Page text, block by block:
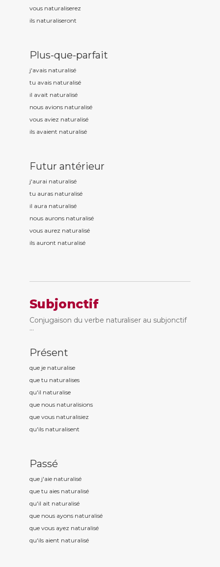
vous naturaliserez
ils naturaliseront
Plus-que-parfait
j'avais naturalisé
tu avais naturalisé
il avait naturalisé
nous avions naturalisé
vous aviez naturalisé
ils avaient naturalisé
Futur antérieur
j'aurai naturalisé
tu auras naturalisé
il aura naturalisé
nous aurons naturalisé
vous aurez naturalisé
ils auront naturalisé
Subjonctif
Conjugaison du verbe naturaliser au subjonctif
...
Présent
que je naturalise
que tu naturalises
qu'il naturalise
que nous naturalisions
que vous naturalisiez
qu'ils naturalisent
Passé
que j'aie naturalisé
que tu aies naturalisé
qu'il ait naturalisé
que nous ayons naturalisé
que vous ayez naturalisé
qu'ils aient naturalisé